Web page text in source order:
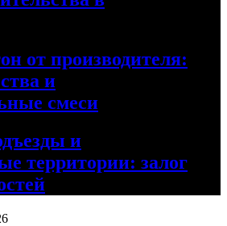
от производителя:
и
смеси
и
территории: залог